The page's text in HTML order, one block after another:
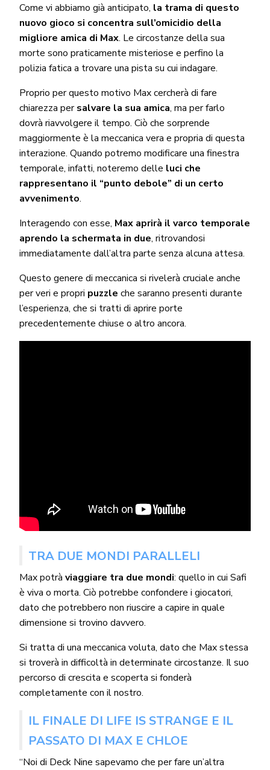
Come vi abbiamo già anticipato, la trama di questo
nuovo gioco si concentra sull’omicidio della
migliore amica di Max. Le circostanze della sua
morte sono praticamente misteriose e perfino la
polizia fatica a trovare una pista su cui indagare.
Proprio per questo motivo Max cercherà di fare
chiarezza persalvare la sua amica, ma per farlo
dovrà riavvolgere il tempo. Ciò che sorprende
maggiormente è la meccanica vera e propria di questa
interazione. Quando potremo modificare una finestra
temporale, infatti, noteremo delle luci che
rappresentano il “punto debole” di un certo
avvenimento.
Interagendo con esse, Max aprirà il varco temporale
aprendo la schermata in due, ritrovandosi
immediatamente dall’altra parte senza alcuna attesa.
Questo genere di meccanica si rivelerà cruciale anche
per veri e propri puzzle che saranno presenti durante
l’esperienza, che si tratti di aprire porte
precedentemente chiuse o altro ancora.
TRA DUE MONDI PARALLELI
Max potrà viaggiare tra due mondi: quello in cui Safi
è viva o morta. Ciò potrebbe confondere i giocatori,
dato che potrebbero non riuscire a capire in quale
dimensione si trovino davvero.
Si tratta di una meccanica voluta, dato che Max stessa
si troverà in difficoltà in determinate circostanze. Il suo
percorso di crescita e scoperta si fonderà
completamente con il nostro.
IL FINALE DI LIFE IS STRANGE E IL
PASSATO DI MAX E CHLOE
“Noi di Deck Nine sapevamo che per fare un’altra